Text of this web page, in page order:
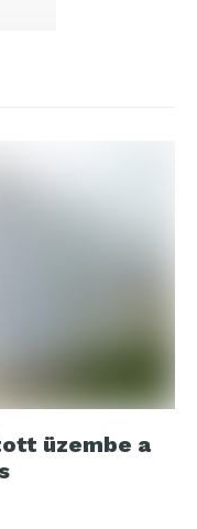
üzembe a